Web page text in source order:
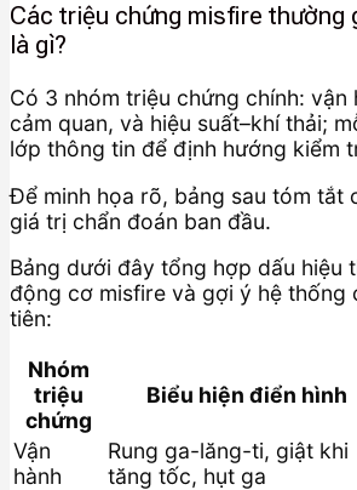
Các triệu chứng misfire thường
là gì?
Có 3 nhóm triệu chứng chính: vận
cảm quan, và hiệu suất–khí thải;
lớp thông tin để định hướng kiểm
Để minh họa rõ, bảng sau tóm tắt
giá trị chẩn đoán ban đầu.
Bảng dưới đây tổng hợp dấu hiệu
động cơ misfire và gợi ý hệ thống
tiên:
Nhóm
triệu
chứng
Biểu hiện điển hình
Vận
hành
Rung ga-lăng-ti, giật khi
tăng tốc, hụt ga